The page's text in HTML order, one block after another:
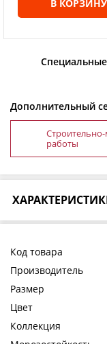
В КОРЗИНУ
Дополнительный
работы
Код товара
Производитель
Размер
Цвет
Коллекция